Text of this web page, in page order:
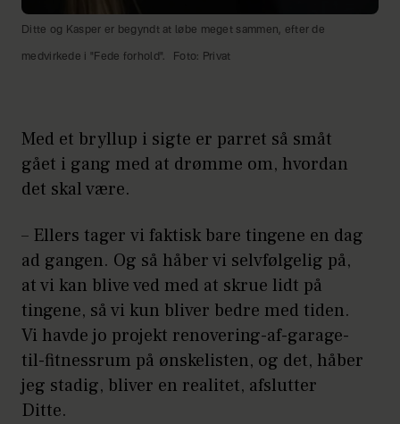
Ditte og Kasper er begyndt at løbe meget sammen, efter de
medvirkede i "Fede forhold". Foto: Privat
Med et bryllup i sigte er parret så småt
gået i gang med at drømme om, hvordan
det skal være.
– Ellers tager vi faktisk bare tingene en dag
ad gangen. Og så håber vi selvfølgelig på,
at vi kan blive ved med at skrue lidt på
tingene, så vi kun bliver bedre med tiden.
Vi havde jo projekt renovering-af-garage-
til-fitnessrum på ønskelisten, og det, håber
jeg stadig, bliver en realitet, afslutter
Ditte.